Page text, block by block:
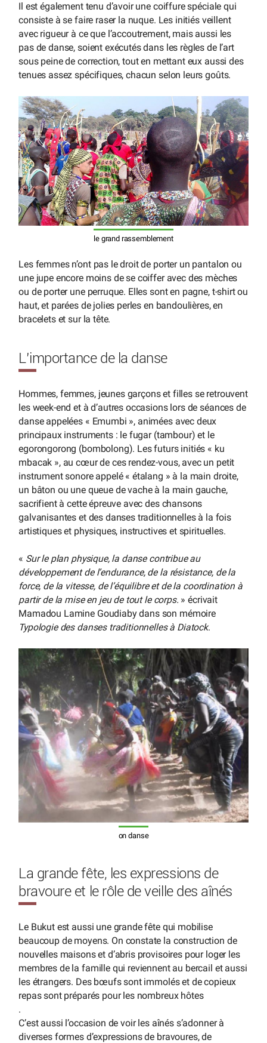
Il est également tenu d’avoir une coiffure spéciale qui
consiste à se faire raser la nuque. Les initiés veillent
avec rigueur à ce que l’accoutrement, mais aussi les
pas de danse, soient exécutés dans les règles de l’art
sous peine de correction, tout en mettant eux aussi des
tenues assez spécifiques, chacun selon leurs goûts.
le grand rassemblement
Les femmes n’ont pas le droit de porter un pantalon ou
une jupe encore moins de se coiffer avec des mèches
ou de porter une perruque. Elles sont en pagne, t-shirt ou
haut, et parées de jolies perles en bandoulières, en
bracelets et sur la tête.
L’importance de la danse
Hommes, femmes, jeunes garçons et filles se retrouvent
les week-end et à d’autres occasions lors de séances de
danse appelées « Emumbi », animées avec deux
principaux instruments : le fugar (tambour) et le
egorongorong (bombolong). Les futurs initiés « ku
mbacak », au cœur de ces rendez-vous, avec un petit
instrument sonore appelé « étalang » à la main droite,
un bâton ou une queue de vache à la main gauche,
sacrifient à cette épreuve avec des chansons
galvanisantes et des danses traditionnelles à la fois
artistiques et physiques, instructives et spirituelles.
« Sur le plan physique, la danse contribue au
développement de l’endurance, de la résistance, de la
force, de la vitesse, de l’équilibre et de la coordination à
partir de la mise en jeu de tout le corps. » écrivait
Mamadou Lamine Goudiaby dans son mémoire
Typologie des danses traditionnelles à Diatock.
on danse
La grande fête, les expressions de
bravoure et le rôle de veille des aînés
Le Bukut est aussi une grande fête qui mobilise
beaucoup de moyens. On constate la construction de
nouvelles maisons et d’abris provisoires pour loger les
membres de la famille qui reviennent au bercail et aussi
les étrangers. Des bœufs sont immolés et de copieux
repas sont préparés pour les nombreux hôtes
.
C’est aussi l’occasion de voir les aînés s’adonner à
diverses formes d’expressions de bravoures, de